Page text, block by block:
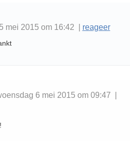
mei 2015 om 16:42 | reageer
6 mei 2015 om 09:47 |